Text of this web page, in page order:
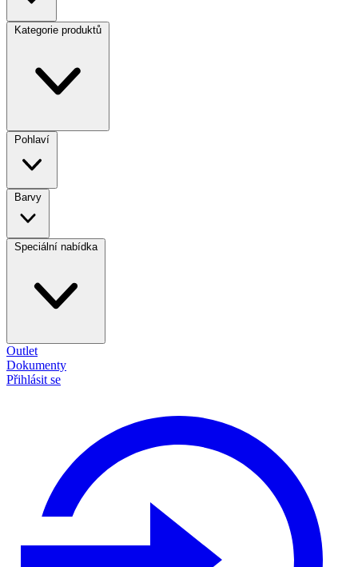
Kategorie produktů
Pohlaví
Barvy
Speciální nabídka
Outlet
Dokumenty
Přihlásit se